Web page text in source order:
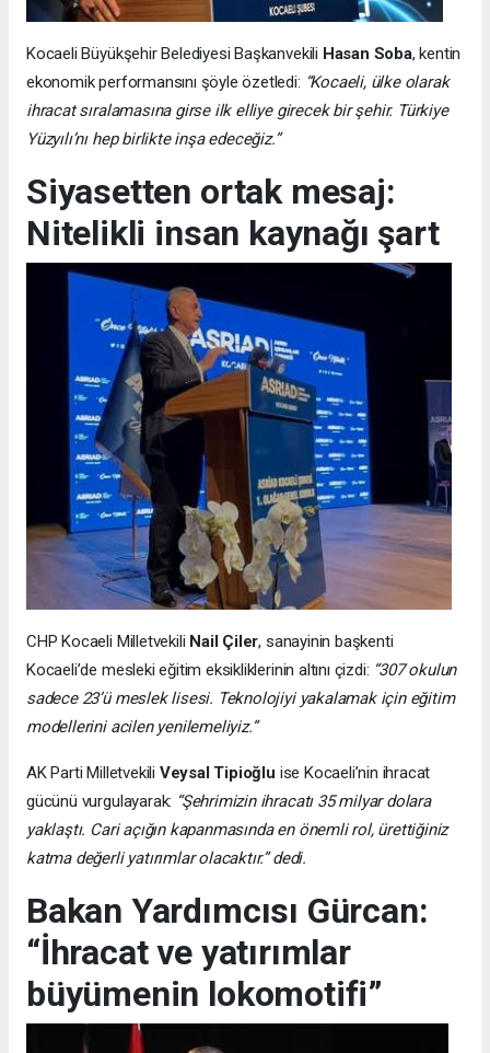
Kocaeli Büyükşehir Belediyesi Başkanvekili Hasan Soba, kentin
ekonomik performansını şöyle özetledi: “Kocaeli, ülke olarak
ihracat sıralamasına girse ilk elliye girecek bir şehir. Türkiye
Yüzyılı’nı hep birlikte inşa edeceğiz.”
Siyasetten ortak mesaj:
Nitelikli insan kaynağı şart
CHP Kocaeli Milletvekili Nail Çiler, sanayinin başkenti
Kocaeli’de mesleki eğitim eksikliklerinin altını çizdi: “307 okulun
sadece 23’ü meslek lisesi. Teknolojiyi yakalamak için eğitim
modellerini acilen yenilemeliyiz.”
AK Parti Milletvekili Veysal Tipioğlu ise Kocaeli’nin ihracat
gücünü vurgulayarak: “Şehrimizin ihracatı 35 milyar dolara
yaklaştı. Cari açığın kapanmasında en önemli rol, ürettiğiniz
katma değerli yatırımlar olacaktır.” dedi.
Bakan Yardımcısı Gürcan:
“İhracat ve yatırımlar
büyümenin lokomotifi”